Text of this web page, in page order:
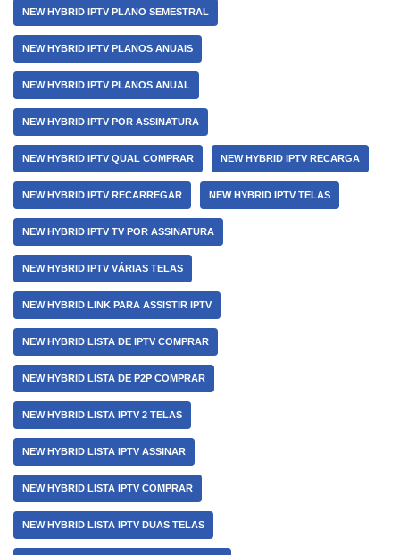
NEW HYBRID IPTV PLANO SEMESTRAL
NEW HYBRID IPTV PLANOS ANUAIS
NEW HYBRID IPTV PLANOS ANUAL
NEW HYBRID IPTV POR ASSINATURA
NEW HYBRID IPTV QUAL COMPRAR NEW HYBRID IPTV RECARGA
NEW HYBRID IPTV RECARREGAR NEW HYBRID IPTV TELAS
NEW HYBRID IPTV TV POR ASSINATURA
NEW HYBRID IPTV VÁRIAS TELAS
NEW HYBRID LINK PARA ASSISTIR IPTV
NEW HYBRID LISTA DE IPTV COMPRAR
NEW HYBRID LISTA DE P2P COMPRAR
NEW HYBRID LISTA IPTV 2 TELAS
NEW HYBRID LISTA IPTV ASSINAR
NEW HYBRID LISTA IPTV COMPRAR
NEW HYBRID LISTA IPTV DUAS TELAS